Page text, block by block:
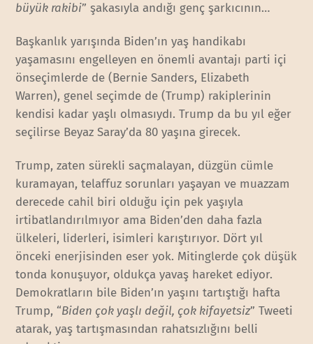
büyük rakibi” şakasıyla andığı genç şarkıcının…
Başkanlık yarışında Biden’ın yaş handikabı
yaşamasını engelleyen en önemli avantajı parti içi
önseçimlerde de (Bernie Sanders, Elizabeth
Warren), genel seçimde de (Trump) rakiplerinin
kendisi kadar yaşlı olmasıydı. Trump da bu yıl eğer
seçilirse Beyaz Saray’da 80 yaşına girecek.
Trump, zaten sürekli saçmalayan, düzgün cümle
kuramayan, telaffuz sorunları yaşayan ve muazzam
derecede cahil biri olduğu için pek yaşıyla
irtibatlandırılmıyor ama Biden’den daha fazla
ülkeleri, liderleri, isimleri karıştırıyor. Dört yıl
önceki enerjisinden eser yok. Mitinglerde çok düşük
tonda konuşuyor, oldukça yavaş hareket ediyor.
Demokratların bile Biden’ın yaşını tartıştığı hafta
Trump, “Biden çok yaşlı değil, çok kifayetsiz” Tweeti
atarak, yaş tartışmasından rahatsızlığını belli